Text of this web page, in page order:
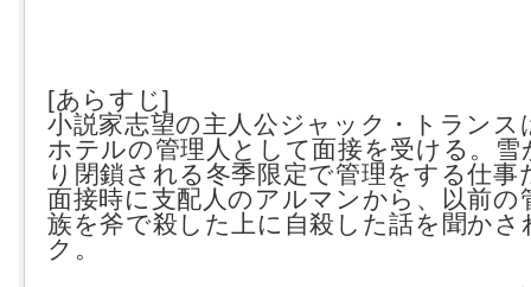
[あらすじ]
小説家志望の主人公ジャック・トランス
ホテルの管理人として面接を受ける。雪
り閉鎖される冬季限定で管理をする仕事
面接時に支配人のアルマンから、以前の
族を斧で殺した上に自殺した話を聞かさ
ク。